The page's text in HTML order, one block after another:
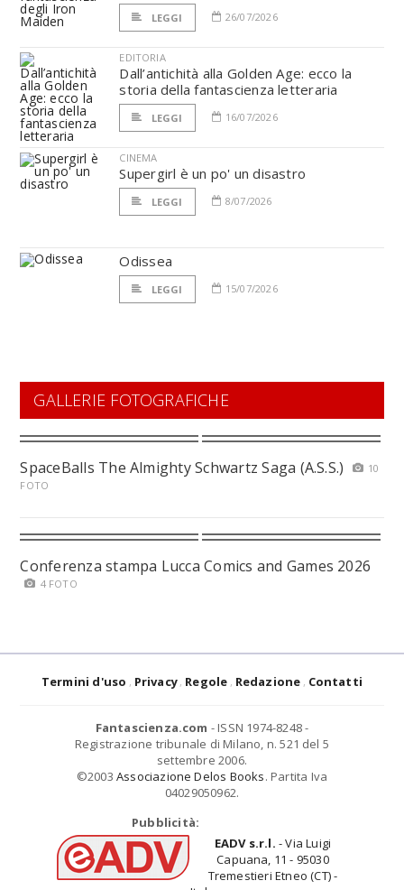
LEGGI 26/07/2026
EDITORIA
Dall’antichità alla Golden Age: ecco la
storia della fantascienza letteraria
LEGGI 16/07/2026
CINEMA
Supergirl è un po' un disastro
LEGGI 8/07/2026
Odissea
LEGGI 15/07/2026
GALLERIE FOTOGRAFICHE
SpaceBalls The Almighty Schwartz Saga (A.S.S.)
10
FOTO
Conferenza stampa Lucca Comics and Games 2026
4 FOTO
Termini d'uso Privacy Regole Redazione Contatti
Fantascienza.com - ISSN 1974-8248 -
Registrazione tribunale di Milano, n. 521 del 5
settembre 2006.
©2003 Associazione Delos Books. Partita Iva
04029050962.
Pubblicità:
EADV s.r.l. - Via Luigi
Capuana, 11 - 95030
Tremestieri Etneo (CT) -